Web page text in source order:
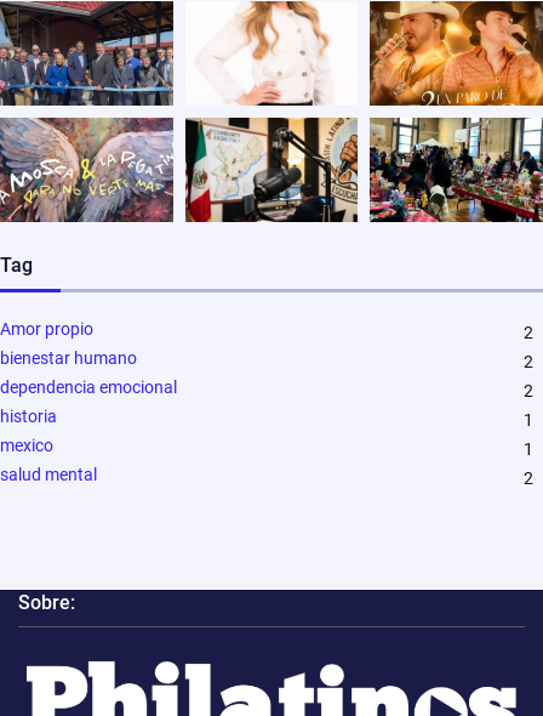
Tag
Amor propio
2
bienestar humano
2
dependencia emocional
2
historia
1
mexico
1
salud mental
2
Sobre: